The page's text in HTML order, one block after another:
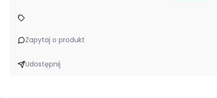
Zapytaj o produkt
Udostępnij